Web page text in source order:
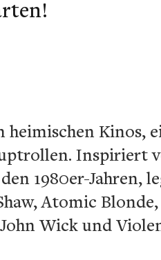
heimischen Kinos,
Inspiriert
1980er-Jahren,
Atomic
Wick und